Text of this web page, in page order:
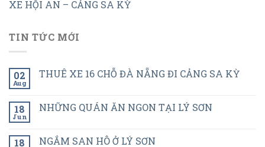
XE HỘI AN – CẢNG SA KỲ
TIN TỨC MỚI
02
Aug
THUÊ XE 16 CHỖ ĐÀ NẴNG ĐI CẢNG SA KỲ
18
Jun
NHỮNG QUÁN ĂN NGON TẠI LÝ SƠN
18 NGẮM SAN HÔ Ở LÝ SƠN